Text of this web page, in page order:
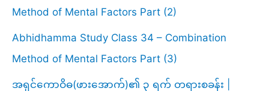
Method of Mental Factors Part (2)
Abhidhamma Study Class 34 – Combination
Method of Mental Factors Part (3)
အရှင်ကောဝိဓ(ဖားအောက်)၏ ၃ ရက် တရားစခန်း |